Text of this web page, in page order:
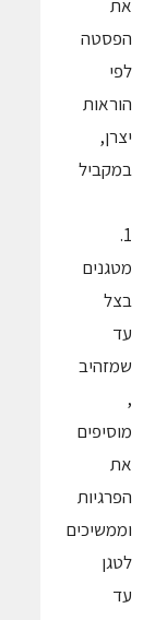
את
הפסטה
לפי
הוראות
יצרן,
במקביל
1.
מטגנים
בצל
עד
שמזהיב
,
מוסיפים
את
הפרגיות
וממשיכים
לטגן
עד